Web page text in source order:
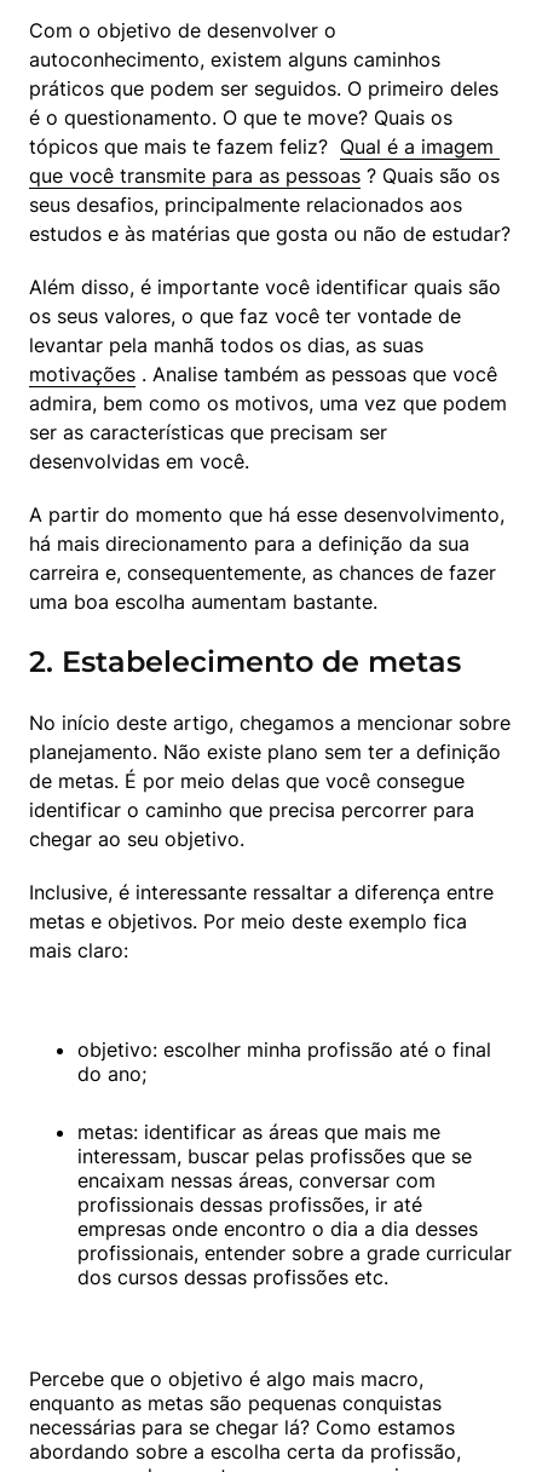
Com o objetivo de desenvolver o
autoconhecimento, existem alguns caminhos
práticos que podem ser seguidos. O primeiro deles
é o questionamento. O que te move? Quais os
tópicos que mais te fazem feliz? Qual é a imagem
que você transmite para as pessoas ? Quais são os
seus desafios, principalmente relacionados aos
estudos e às matérias que gosta ou não de estudar?
Além disso, é importante você identificar quais são
os seus valores, o que faz você ter vontade de
motivações . Analise também as pessoas que você
admira, bem como os motivos, uma vez que podem
ser as características que precisam ser
desenvolvidas em você.
A partir do momento que há esse desenvolvimento,
há mais direcionamento para a definição da sua
carreira e, consequentemente, as chances de fazer
uma boa escolha aumentam bastante.
2. Estabelecimento de metas
No início deste artigo, chegamos a mencionar sobre
planejamento. Não existe plano sem ter a definição
de metas. É por meio delas que você consegue
identificar o caminho que precisa percorrer para
chegar ao seu objetivo.
Inclusive, é interessante ressaltar a diferença entre
metas e objetivos. Por meio deste exemplo fica
mais claro:
objetivo: escolher minha profissão até o final
do ano;
metas: identificar as áreas que mais me
interessam, buscar pelas profissões que se
encaixam nessas áreas, conversar com
profissionais dessas profissões, ir até
empresas onde encontro o dia a dia desses
profissionais, entender sobre a grade curricular
dos cursos dessas profissões etc.
Percebe que o objetivo é algo mais macro,
enquanto as metas são pequenas conquistas
necessárias para se chegar lá? Como estamos
abordando sobre a escolha certa da profissão,